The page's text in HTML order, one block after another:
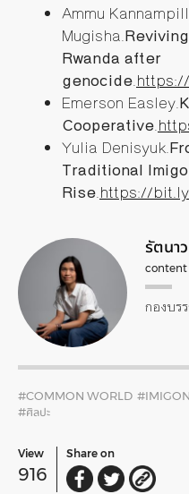
Ammu
Mugisha.
Rwanda after
genocide.
Emerson Easley.
Cooperative.
Yulia Denisyuk.
Traditional
Rise.https://
รัตนา
กองบร
#COMMON WORLD
#ศิลปะ
View
916
Share on